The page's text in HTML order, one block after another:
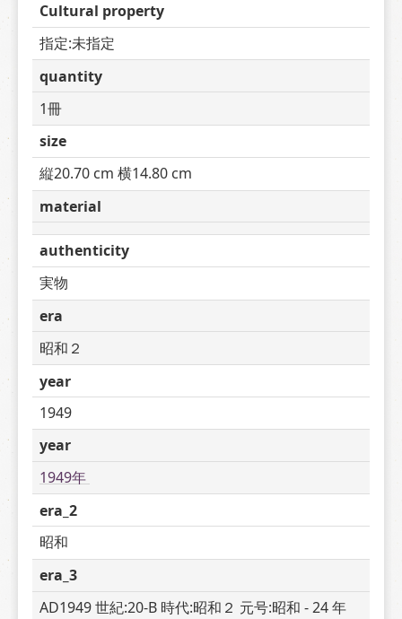
Cultural property
指定:未指定
quantity
1冊
size
縦20.70 cm 横14.80 cm
material
authenticity
実物
era
昭和２
year
1949
year
1949年
era_2
昭和
era_3
AD1949 世紀:20-B 時代:昭和２ 元号:昭和 - 24 年